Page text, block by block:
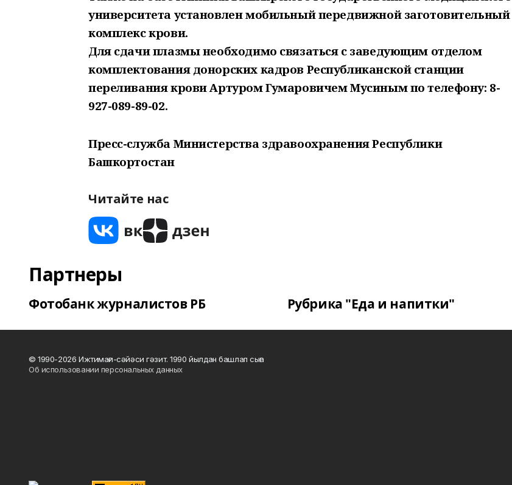
университета установлен мобильный передвижной заготовительный
комплекс крови.
Для сдачи плазмы необходимо связаться с заведующим отделом
комплектования донорских кадров Республиканской станции
переливания крови Артуром Гумаровичем Мусиным по телефону: 8-
927-089-89-02.
Пресс-служба Министерства здравоохранения Республики
Башкортостан
Читайте нас
Партнеры
Фотобанк журналистов РБ Рубрика "Еда и напитки"
© 1990-2026 Ижтимағи-сәйәси гәзит. 1990 йылдан башлап сыға
Об использовании персональных данных